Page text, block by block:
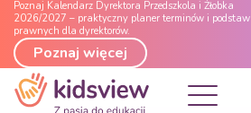
Poznaj Kalendarz Dyrektora Przedszkola i Żłobka
2026/2027 – praktyczny planer terminów i podstaw
prawnych dla dyrektorów.
Poznaj więcej